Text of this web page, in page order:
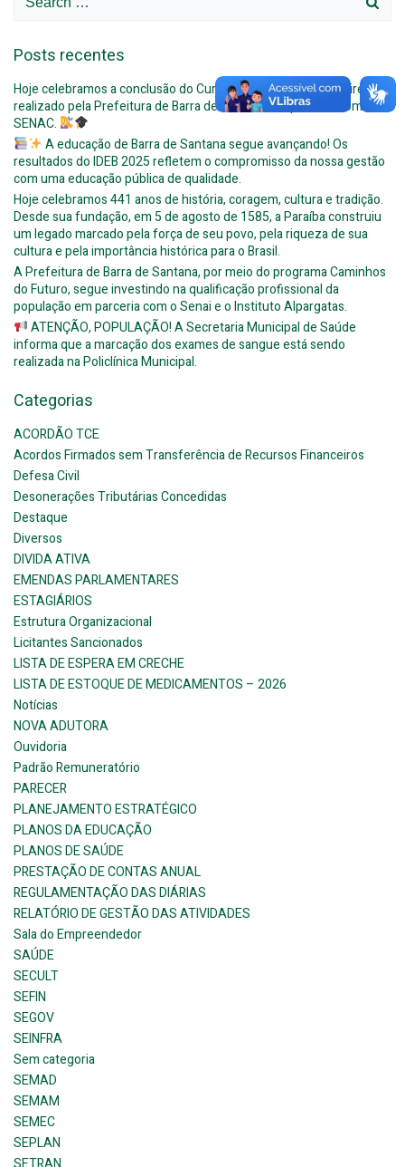
Posts recentes
Hoje celebramos a conclusão do Curso de Auxiliar de Cabeleireiro,
realizado pela Prefeitura de Barra de Santana em parceria com o
SENAC.
A educação de Barra de Santana segue avançando! Os
resultados do IDEB 2025 refletem o compromisso da nossa gestão
com uma educação pública de qualidade.
Hoje celebramos 441 anos de história, coragem, cultura e tradição.
Desde sua fundação, em 5 de agosto de 1585, a Paraíba construiu
um legado marcado pela força de seu povo, pela riqueza de sua
cultura e pela importância histórica para o Brasil.
A Prefeitura de Barra de Santana, por meio do programa Caminhos
do Futuro, segue investindo na qualificação profissional da
população em parceria com o Senai e o Instituto Alpargatas.
ATENÇÃO, POPULAÇÃO! A Secretaria Municipal de Saúde
informa que a marcação dos exames de sangue está sendo
realizada na Policlínica Municipal.
Categorias
ACORDÃO TCE
Acordos Firmados sem Transferência de Recursos Financeiros
Defesa Civil
Desonerações Tributárias Concedidas
Destaque
Diversos
DIVIDA ATIVA
EMENDAS PARLAMENTARES
ESTAGIÁRIOS
Estrutura Organizacional
Licitantes Sancionados
LISTA DE ESPERA EM CRECHE
LISTA DE ESTOQUE DE MEDICAMENTOS – 2026
Notícias
NOVA ADUTORA
Ouvidoria
Padrão Remuneratório
PARECER
PLANEJAMENTO ESTRATÉGICO
PLANOS DA EDUCAÇÃO
PLANOS DE SAÚDE
PRESTAÇÃO DE CONTAS ANUAL
REGULAMENTAÇÃO DAS DIÁRIAS
RELATÓRIO DE GESTÃO DAS ATIVIDADES
Sala do Empreendedor
SAÚDE
SECULT
SEFIN
SEGOV
SEINFRA
Sem categoria
SEMAD
SEMAM
SEMEC
SEPLAN